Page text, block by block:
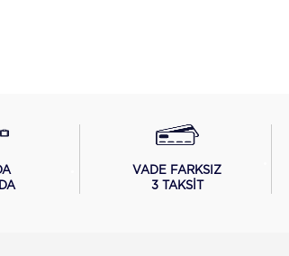
VADE FARKSIZ
3 TAKSİT